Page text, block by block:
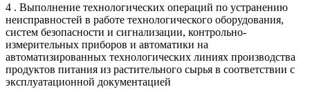
4 . Выполнение технологических операций по устранению
неисправностей в работе технологического оборудования,
систем безопасности и сигнализации, контрольно-
измерительных приборов и автоматики на
автоматизированных технологических линиях производства
продуктов питания из растительного сырья в соответствии с
эксплуатационной документацией